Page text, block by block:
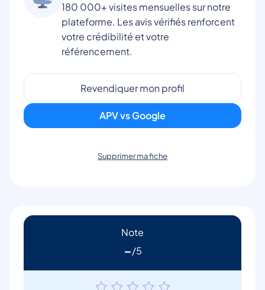
180 000+ visites mensuelles sur notre
plateforme. Les avis vérifiés renforcent
votre crédibilité et votre
référencement.
Revendiquer mon profil
APV vs Google
Supprimer ma fiche
Note
-